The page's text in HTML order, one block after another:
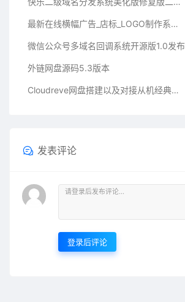
最新在线横幅广告_店标_LOGO制作系统源码本地接口版
微信公众号多域名回调系统开源版1.0发布
外链网盘源码5.3版本
Cloudreve网盘搭建以及对接从机经典教程
发表评论
登录后评论